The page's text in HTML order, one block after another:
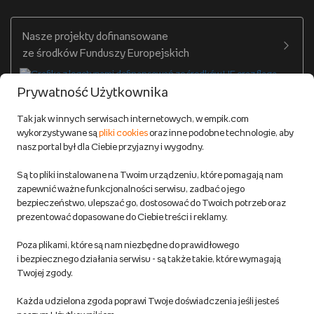
Zwroty
Reklamacje
Regulamin empik.com
Pozostałe Regulaminy Empiku
Polityka prywatności empik.com
produktów niebezpiecznych
Do 100 zł na pierwsze zakupy w aplikacji. Pobierz i
korzystaj z kodów zniżkowych.Dowiedz się więcej
Nasze projekty dofinansowane
ze środków Funduszy Europejskich
Prywatność Użytkownika
Tak jak w innych serwisach internetowych, w empik.com
wykorzystywane sąpliki cookiesoraz inne podobne technologie, aby
nasz portal był dla Ciebie przyjazny i wygodny.
Są to pliki instalowane na Twoim urządzeniu, które pomagają nam
zapewnić ważne funkcjonalności serwisu, zadbać o jego
bezpieczeństwo, ulepszać go, dostosować do Twoich potrzeb oraz
prezentować dopasowane do Ciebie treści i reklamy.
Poza plikami, które są nam niezbędne do prawidłowego
i bezpiecznego działania serwisu - są także takie, które wymagają
Twojej zgody.
Każda udzielona zgoda poprawi Twoje doświadczenia jeśli jesteś